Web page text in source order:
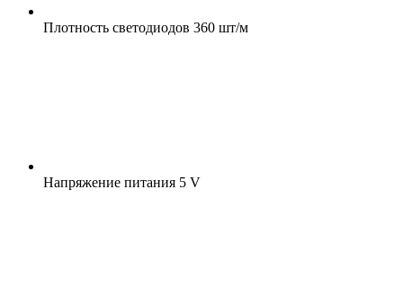
Плотность светодиодов 360 шт/м
Напряжение питания 5 V